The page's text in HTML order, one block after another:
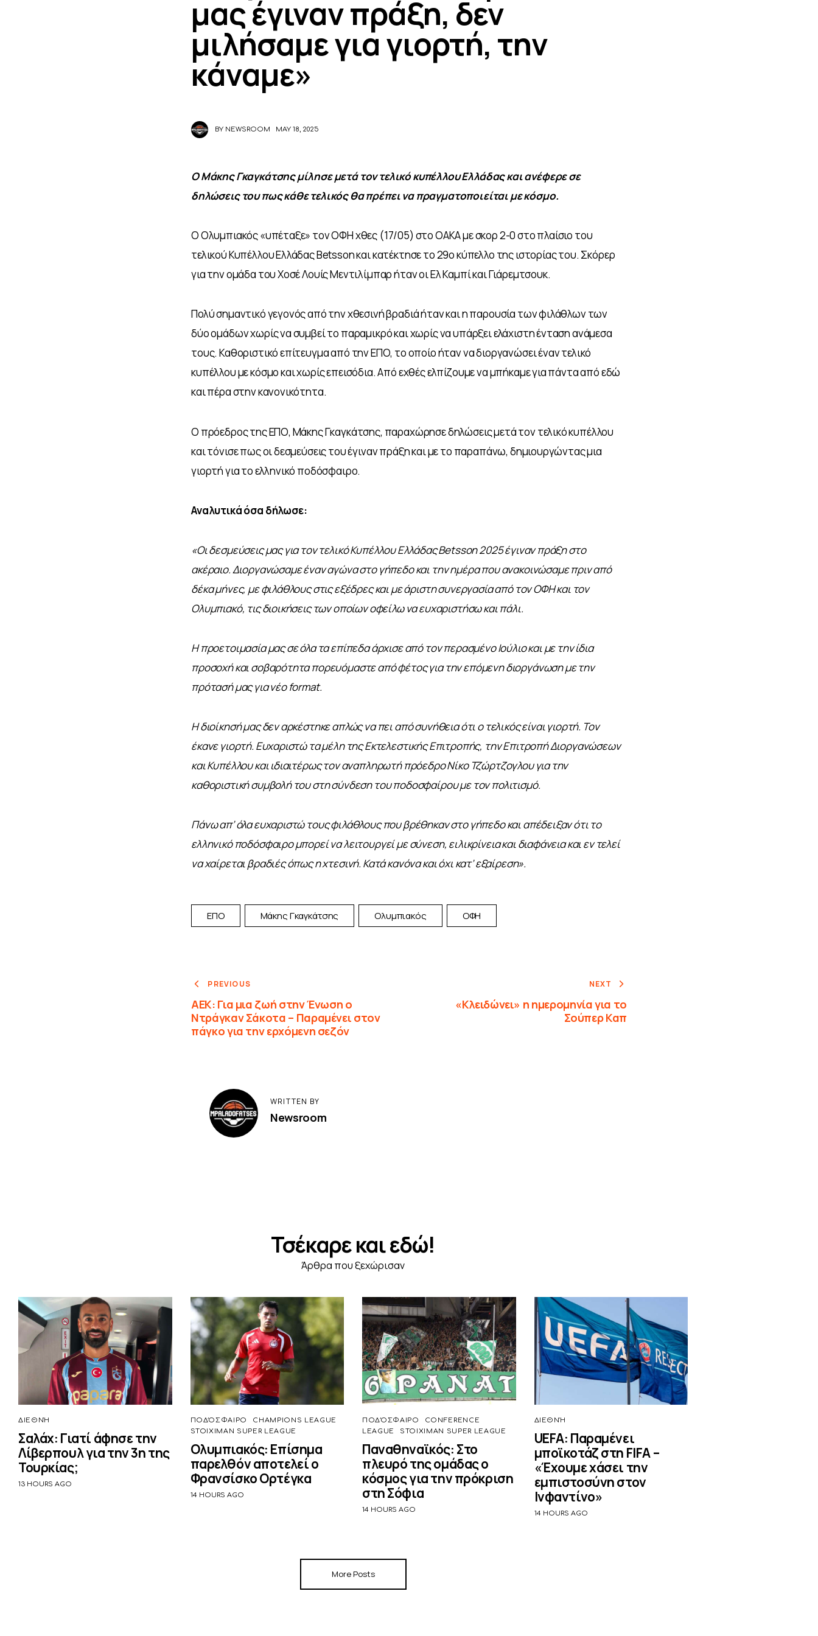
μας έγιναν πράξη, δεν
μιλήσαμε για γιορτή, την
κάναμε»
BY NEWSROOM MAY 18, 2025
Ο Μάκης Γκαγκάτσης μίλησε μετά τον τελικό κυπέλλου Ελλάδας και ανέφερε σε
δηλώσεις του πως κάθε τελικός θα πρέπει να πραγματοποιείται με κόσμο.
Ο Ολυμπιακός «υπέταξε» τον ΟΦΗ χθες (17/05) στο ΟΑΚΑ με σκορ 2-0 στο πλαίσιο του
τελικού Κυπέλλου Ελλάδας Betsson και κατέκτησε το 29ο κύπελλο της ιστορίας του. Σκόρερ
για την ομάδα του Χοσέ Λουίς Μεντιλίμπαρ ήταν οι Ελ Καμπί και Γιάρεμτσουκ.
Πολύ σημαντικό γεγονός από την χθεσινή βραδιά ήταν και η παρουσία των φιλάθλων των
δύο ομάδων χωρίς να συμβεί το παραμικρό και χωρίς να υπάρξει ελάχιστη ένταση ανάμεσα
τους. Καθοριστικό επίτευγμα από την ΕΠΟ, το οποίο ήταν να διοργανώσει έναν τελικό
κυπέλλου με κόσμο και χωρίς επεισόδια. Από εχθές ελπίζουμε να μπήκαμε για πάντα από εδώ
και πέρα στην κανονικότητα.
Ο πρόεδρος της ΕΠΟ, Μάκης Γκαγκάτσης, παραχώρησε δηλώσεις μετά τον τελικό κυπέλλου
και τόνισε πως οι δεσμεύσεις του έγιναν πράξη και με το παραπάνω, δημιουργώντας μια
γιορτή για το ελληνικό ποδόσφαιρο.
Αναλυτικά όσα δήλωσε:
«Οι δεσμεύσεις μας για τον τελικό Κυπέλλου Ελλάδας Betsson 2025 έγιναν πράξη στο
ακέραιο. Διοργανώσαμε έναν αγώνα στο γήπεδο και την ημέρα που ανακοινώσαμε πριν από
δέκα μήνες, με φιλάθλους στις εξέδρες και με άριστη συνεργασία από τον ΟΦΗ και τον
Ολυμπιακό, τις διοικήσεις των οποίων οφείλω να ευχαριστήσω και πάλι.
Η προετοιμασία μας σε όλα τα επίπεδα άρχισε από τον περασμένο Ιούλιο και με την ίδια
προσοχή και σοβαρότητα πορευόμαστε από φέτος για την επόμενη διοργάνωση με την
πρότασή μας για νέο format.
Η διοίκησή μας δεν αρκέστηκε απλώς να πει από συνήθεια ότι ο τελικός είναι γιορτή. Τον
έκανε γιορτή. Ευχαριστώ τα μέλη της Εκτελεστικής Επιτροπής, την Επιτροπή Διοργανώσεων
και Κυπέλλου και ιδιαιτέρως τον αναπληρωτή πρόεδρο Νίκο Τζώρτζογλου για την
καθοριστική συμβολή του στη σύνδεση του ποδοσφαίρου με τον πολιτισμό.
Πάνω απ’ όλα ευχαριστώ τους φιλάθλους που βρέθηκαν στο γήπεδο και απέδειξαν ότι το
ελληνικό ποδόσφαιρο μπορεί να λειτουργεί με σύνεση, ειλικρίνεια και διαφάνεια και εν τελεί
να χαίρεται βραδιές όπως η χτεσινή. Κατά κανόνα και όχι κατ’ εξαίρεση».
ΕΠΟ Μάκης Γκαγκάτσης Ολυμπιακός ΟΦΗ
PREVIOUS
ΑΕΚ: Για μια ζωή στην Ένωση ο
Ντράγκαν Σάκοτα – Παραμένει στον
πάγκο για την ερχόμενη σεζόν
NEXT
«Κλειδώνει» η ημερομηνία για το
Σούπερ Καπ
WRITTEN BY
Newsroom
Τσέκαρε και εδώ!
Άρθρα που ξεχώρισαν
ΔΙΕΘΝΉ
Σαλάχ: Γιατί άφησε την
Λίβερπουλ για την 3η της
Τουρκίας;
13 HOURS AGO
ΠΟΔΌΣΦΑΙΡΟ
CHAMPIONS LEAGUE
STOIXIMAN SUPER LEAGUE
Ολυμπιακός: Επίσημα
παρελθόν αποτελεί ο
Φρανσίσκο Ορτέγκα
14 HOURS AGO
ΠΟΔΌΣΦΑΙΡΟ
CONFERENCE
LEAGUE
STOIXIMAN SUPER LEAGUE
Παναθηναϊκός: Στο
πλευρό της ομάδας ο
κόσμος για την πρόκριση
στη Σόφια
14 HOURS AGO
ΔΙΕΘΝΉ
UEFA: Παραμένει
μποϊκοτάζ στη FIFA –
«Έχουμε χάσει την
εμπιστοσύνη στον
Ινφαντίνο»
14 HOURS AGO
More Posts